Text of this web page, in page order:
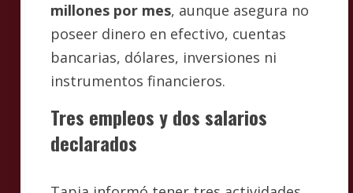
millones por mes, aunque asegura no
poseer dinero en efectivo, cuentas
bancarias, dólares, inversiones ni
instrumentos financieros.
Tres empleos y dos salarios
declarados